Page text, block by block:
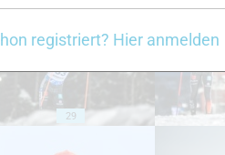
29
registriert? Hier anmelden